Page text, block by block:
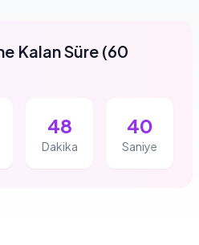
Kalan Süre(60
48
Dakika
40
Saniye